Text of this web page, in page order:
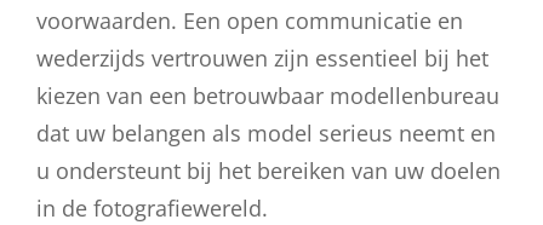
voorwaarden. Een open communicatie en
wederzijds vertrouwen zijn essentieel bij het
kiezen van een betrouwbaar modellenbureau
dat uw belangen als model serieus neemt en
u ondersteunt bij het bereiken van uw doelen
in de fotografiewereld.